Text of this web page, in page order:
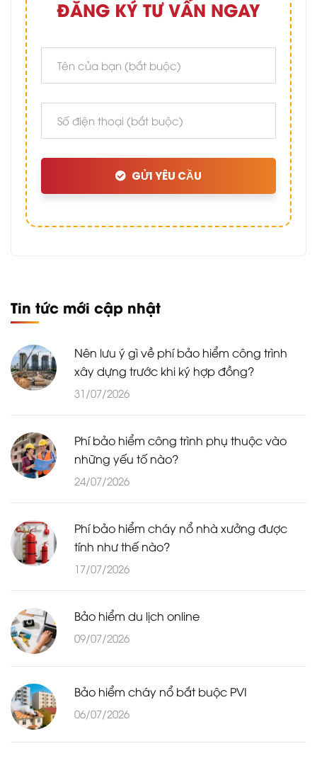
ĐĂNG KÝ TƯ VẤN NGAY
GỬI YÊU CẦU
Tin tức mới cập nhật
Nên lưu ý gì về phí bảo hiểm công trình
xây dựng trước khi ký hợp đồng?
31/07/2026
Phí bảo hiểm công trình phụ thuộc vào
những yếu tố nào?
24/07/2026
Phí bảo hiểm cháy nổ nhà xưởng được
tính như thế nào?
17/07/2026
Bảo hiểm du lịch online
09/07/2026
Bảo hiểm cháy nổ bắt buộc PVI
06/07/2026